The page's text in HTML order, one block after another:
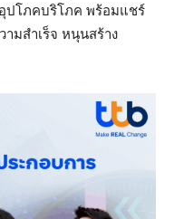
ปโภคบริโภค พร้อมแชร์
มสำเร็จ หนุนสร้าง